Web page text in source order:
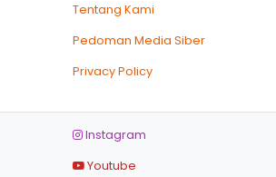
Tentang Kami
Pedoman Media Siber
Privacy Policy
Instagram
Youtube